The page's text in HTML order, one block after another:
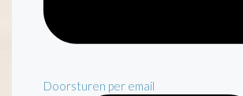
Doorsturen per email